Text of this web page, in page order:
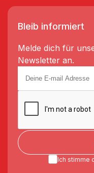
Bleib informiert
Melde dich für
Newsletter an.
Ich stimme